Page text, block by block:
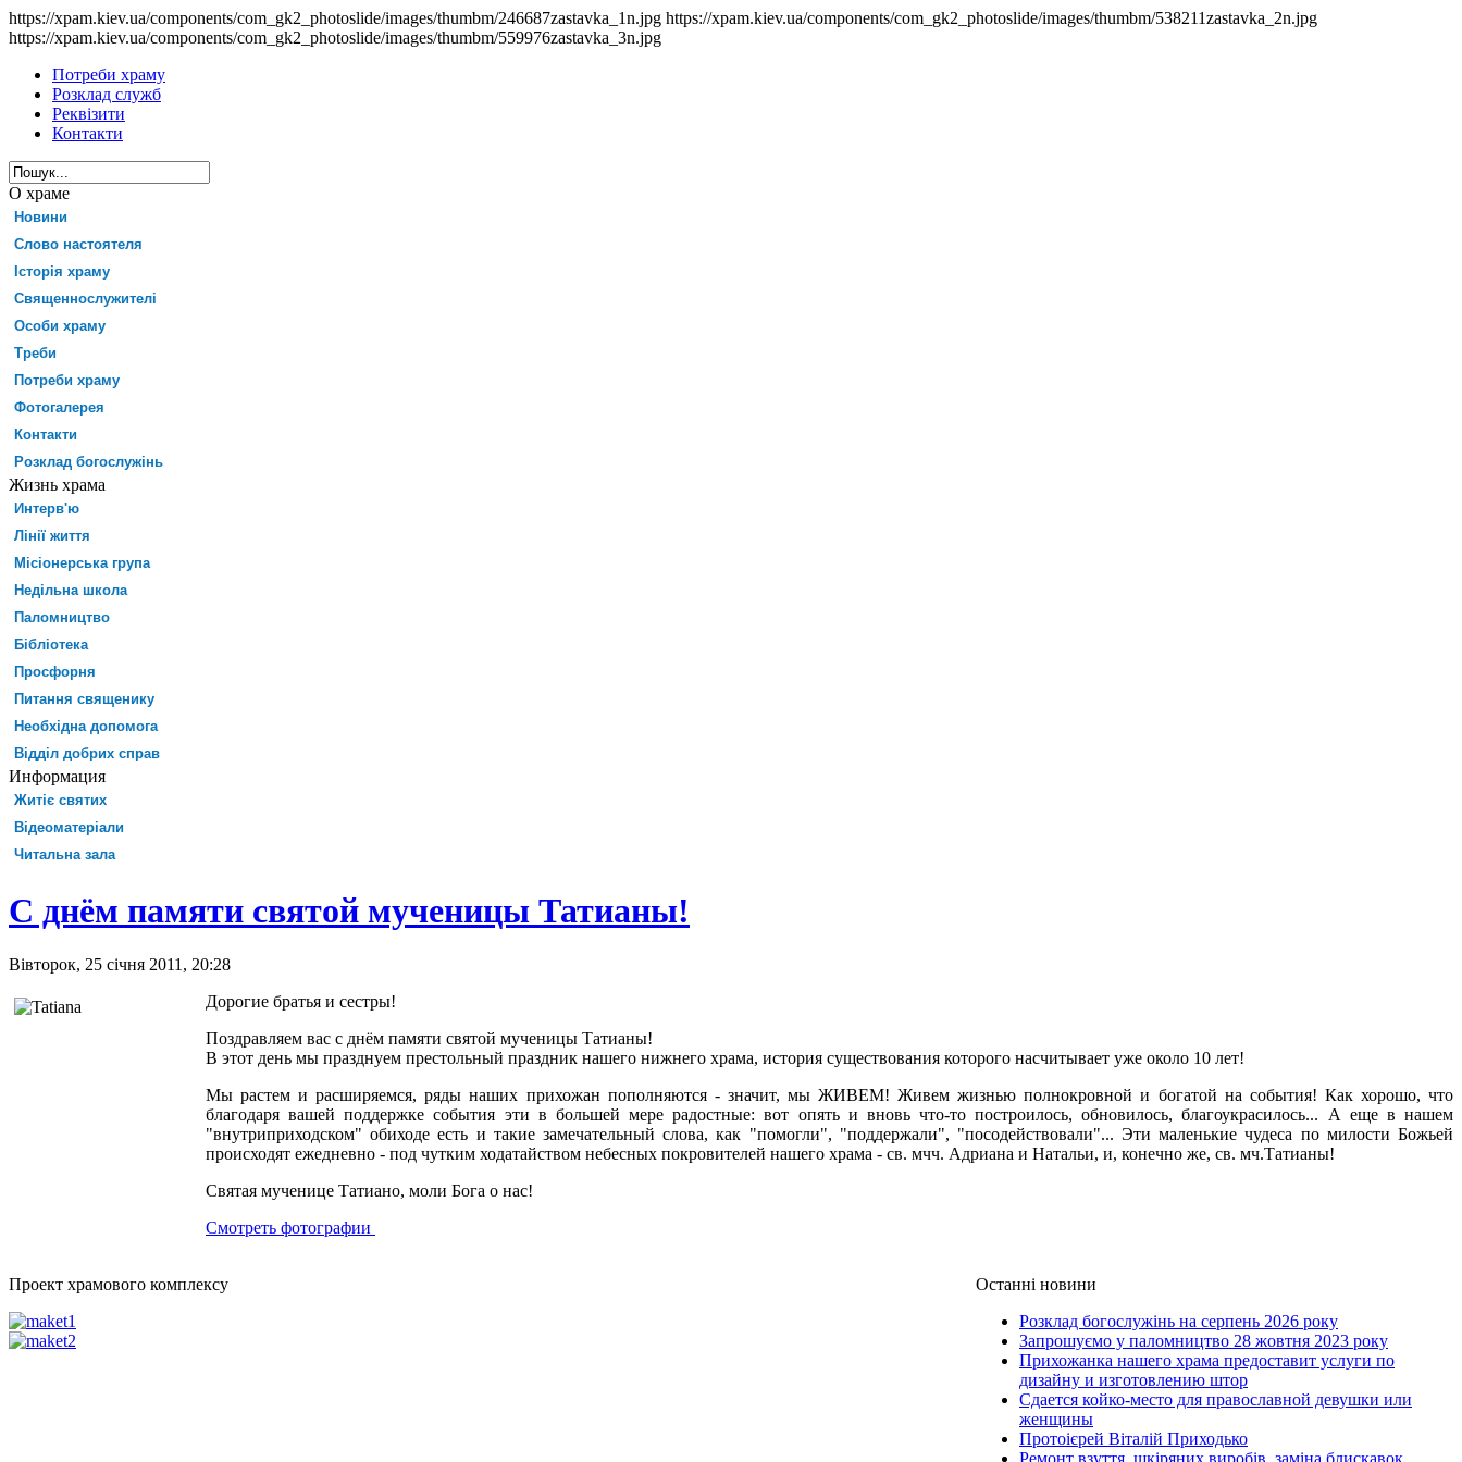
https://xpam.kiev.ua/components/com_gk2_photoslide/images/thumbm/246687zastavka_1n.jpg https://xpam.kiev.ua/components/com_gk2_photoslide/images/thumbm/538211zastavka_2n.jpg
https://xpam.kiev.ua/components/com_gk2_photoslide/images/thumbm/559976zastavka_3n.jpg
Потреби храму
Розклад служб
Реквізити
Контакти
О храме
Новини
Слово настоятеля
Історія храму
Священнослужителі
Особи храму
Треби
Потреби храму
Фотогалерея
Контакти
Розклад богослужінь
Жизнь храма
Интерв'ю
Лінії життя
Місіонерська група
Недільна школа
Паломництво
Бібліотека
Просфорня
Питання священику
Необхідна допомога
Відділ добрих справ
Информация
Житіє святих
Відеоматеріали
Читальна зала
C днём памяти святой мученицы Татианы!
Вівторок, 25 січня 2011, 20:28
Дорогие братья и сестры!
Поздравляем вас с днём памяти святой мученицы Татианы!
В этот день мы празднуем престольный праздник нашего нижнего храма, история существования которого насчитывает уже около 10 лет!
Мы растем и расширяемся, ряды наших прихожан пополняются - значит, мы ЖИВЕМ! Живем жизнью полнокровной и богатой на события! Как хорошо, что
благодаря вашей поддержке события эти в большей мере радостные: вот опять и вновь что-то построилось, обновилось, благоукрасилось... А еще в нашем
"внутриприходском" обиходе есть и такие замечательный слова, как "помогли", "поддержали", "посодействовали"... Эти маленькие чудеса по милости Божьей
происходят ежедневно - под чутким ходатайством небесных покровителей нашего храма - св. мчч. Адриана и Натальи, и, конечно же, св. мч.Татианы!
Святая мученице Татиано, моли Бога о нас!
Смотреть фотографии
Проект храмового комплексу
Останні новини
Розклад богослужінь на серпень 2026 року
Запрошуємо у паломництво 28 жовтня 2023 року
Прихожанка нашего храма предоставит услуги по
дизайну и изготовлению штор
Сдается койко-место для православной девушки или
женщины
Протоієрей Віталій Приходько
Ремонт взуття, шкіряних виробів, заміна блискавок